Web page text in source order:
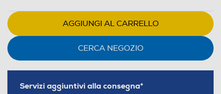
AGGIUNGI AL CARRELLO
CERCA NEGOZIO
Servizi aggiuntivi alla consegna*